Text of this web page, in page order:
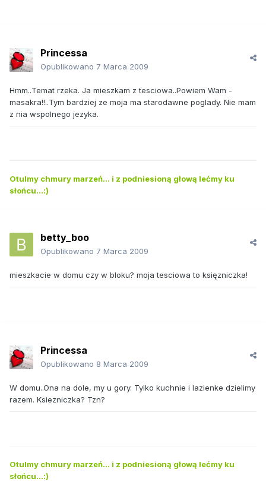
Princessa
Opublikowano 7 Marca 2009
Hmm..Temat rzeka. Ja mieszkam z tesciowa..Powiem Wam -
masakra!!..Tym bardziej ze moja ma starodawne poglady. Nie mam
z nia wspolnego jezyka.
Otulmy chmury marzeń... i z podniesioną głową lećmy ku
słońcu...:)
betty_boo
Opublikowano 7 Marca 2009
mieszkacie w domu czy w bloku? moja tesciowa to księzniczka!
Princessa
Opublikowano 8 Marca 2009
W domu..Ona na dole, my u gory. Tylko kuchnie i lazienke dzielimy
razem. Ksiezniczka? Tzn?
Otulmy chmury marzeń... i z podniesioną głową lećmy ku
słońcu...:)